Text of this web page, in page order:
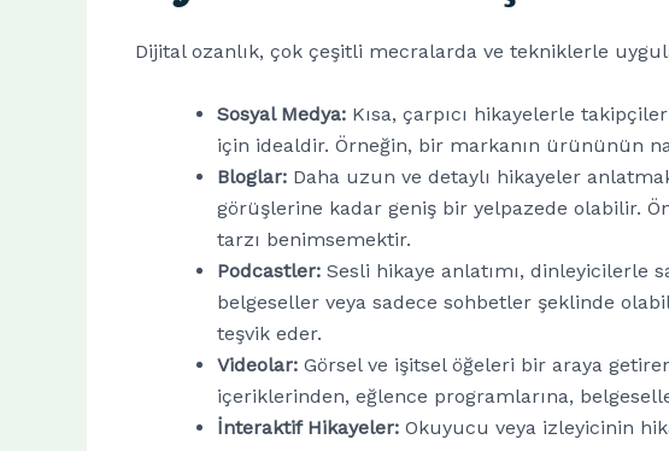
Dijital ozanlık, çok çeşitli mecralarda ve tekniklerle
Sosyal Medya: Kısa, çarpıcı hikayelerle
için idealdir. Örneğin, bir markanın ürününün
Bloglar: Daha uzun ve detaylı hikayeler
görüşlerine kadar geniş bir yelpazede olabilir.
tarzı benimsemektir.
Podcastler: Sesli hikaye anlatımı, dinleyicilerle
belgeseller veya sadece sohbetler şeklinde
teşvik eder.
Videolar: Görsel ve işitsel öğeleri bir araya
içeriklerinden, eğlence programlarına,
İnteraktif Hikayeler: Okuyucu veya izleyicinin